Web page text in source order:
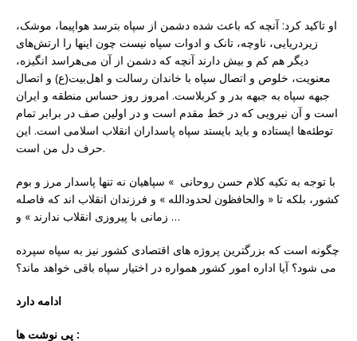
او تاکید کرد:‌ آنچه که باعث شده دشمن از سپاه بترسد هواپیما، موشک،
زیردریایی، ناوچه، تانک و ادوات سپاه نیست چون اینها را ارتش‌های
دیگر هم کم ‌و بیش دارند آنچه که دشمن از آن می‌هراسد انگیزه،
معنویت، خلوص و اتصال سپاه با خاندان رسالت و اهل‌بیت(ع) و اتصال
جبهه سپاه به جبهه بدر و کربلاست. ‌امروز روز حساس منطقه و ایران
است و آن نیرویی که در خط مقدم است و در اولین صف در برابر تمام
توطئه‌ها ایستاده و باید بایستد سپاه پاسداران انقلاب اسلامی است. این
حرف دل من است.
با توجه به تکیه کلام حسن روحانی » سپاهیان نه تنها پاسدار مرز و بوم
کشور، بلکه تا « والحافظون لحدودالله » و فرزندان انقلاب اند که فاصله
زمانی با پیروزی انقلاب ندارند » و …
چگونه است که بزرگترین پروژه های اقتصادی کشور نیز به سپاه سپرده
می شود؟ آیا اداره امور کشور همواره در اختیار سپاه باقی خواهد ماند؟
ادامه دارد
پی نوشت ها :